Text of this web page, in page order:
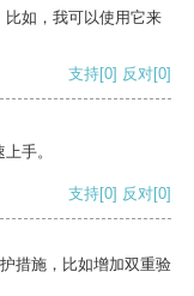
如，我可以使用它来
支持[0] 反对[0]
手。
支持[0] 反对[0]
措施，比如增加双重验